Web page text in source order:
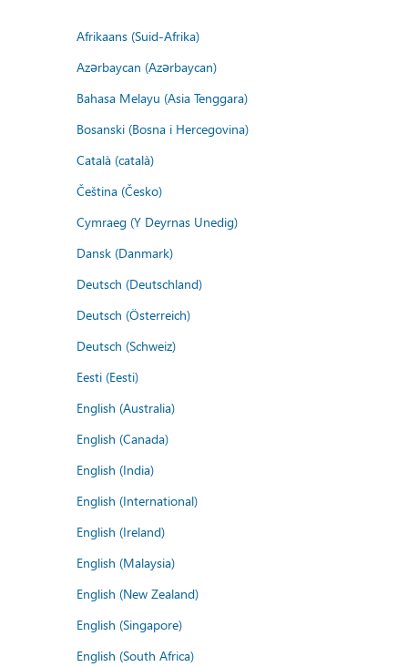
Afrikaans (Suid-Afrika)
Azərbaycan (Azərbaycan)
Bahasa Melayu (Asia Tenggara)
Bosanski (Bosna i Hercegovina)
Català (català)
Čeština (Česko)
Cymraeg (Y Deyrnas Unedig)
Dansk (Danmark)
Deutsch (Deutschland)
Deutsch (Österreich)
Deutsch (Schweiz)
Eesti (Eesti)
English (Australia)
English (Canada)
English (India)
English (International)
English (Ireland)
English (Malaysia)
English (New Zealand)
English (Singapore)
English (South Africa)